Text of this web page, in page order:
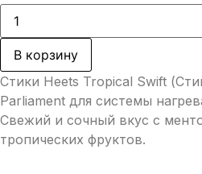
Количество
товара
Стики
Heets
Tropical
Swift
(Стики
Хитс
Тропик)
В корзину
Стики Heets Tropical Swift
Parliament для системы
Свежий и сочный вкус с
тропических фруктов.